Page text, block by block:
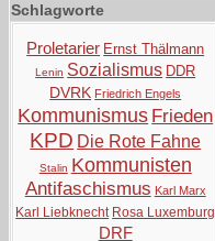
Schlagworte
Proletarier Ernst Thälmann
Lenin Sozialismus DDR
DVRK Friedrich Engels
Kommunismus Frieden
KPD Die Rote Fahne
Stalin Kommunisten
Antifaschismus Karl Marx
Karl Liebknecht Rosa Luxemburg
DRF